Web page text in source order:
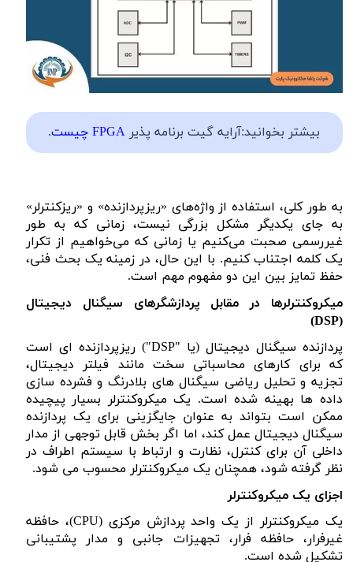
بیشتر بخوانید:آرایه گیت برنامه پذیر FPGA چیست .
به طور کلی، استفاده از واژه‌های «ریزپردازنده» و «ریزکنترلر»
به جای یکدیگر مشکل بزرگی نیست، زمانی که به طور
غیررسمی صحبت می‌کنیم یا زمانی که می‌خواهیم از تکرار
یک کلمه اجتناب کنیم. با این حال، در زمینه یک بحث فنی،
حفظ تمایز بین این دو مفهوم مهم است.
میکروکنترلرها در مقابل پردازشگرهای سیگنال دیجیتال
(
DSP
)
پردازنده سیگنال دیجیتال (یا "DSP") ریزپردازنده ای است
که برای کارهای محاسباتی سخت مانند فیلتر دیجیتال،
تجزیه و تحلیل ریاضی سیگنال های بلادرنگ و فشرده سازی
داده ها بهینه شده است. یک میکروکنترلر بسیار پیچیده
ممکن است بتواند به عنوان جایگزینی برای یک پردازنده
سیگنال دیجیتال عمل کند، اما اگر بخش قابل توجهی از مدار
داخلی آن برای کنترل، نظارت و ارتباط با سیستم اطراف در
نظر گرفته شود، همچنان یک میکروکنترلر محسوب می شود.
اجزای یک میکروکنترلر
یک میکروکنترلر از یک واحد پردازش مرکزی (CPU)، حافظه
غیرفرار، حافظه فرار، تجهیزات جانبی و مدار پشتیبانی
تشکیل شده است.